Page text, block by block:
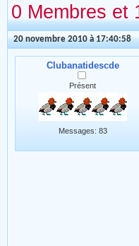
0 Membres et
20 novembre 2010 à 17:40:58
Clubanatidescde
Présent
Messages: 83